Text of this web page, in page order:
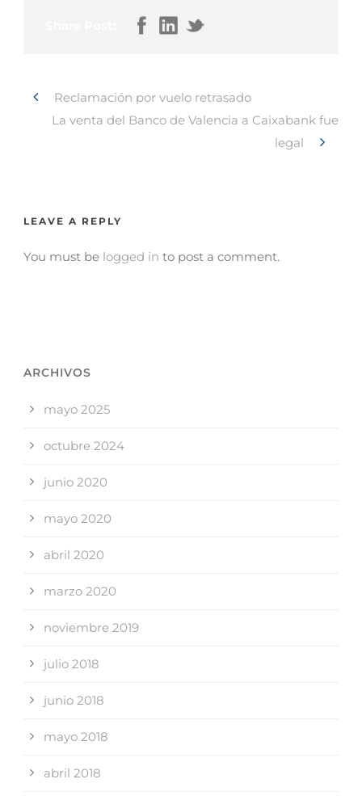
Reclamación por vuelo retrasado
La venta del Banco de Valencia a Caixabank fue
legal
LEAVE A REPLY
You must be logged in to post a comment.
ARCHIVOS
mayo 2025
octubre 2024
junio 2020
mayo 2020
abril 2020
marzo 2020
noviembre 2019
julio 2018
junio 2018
mayo 2018
abril 2018